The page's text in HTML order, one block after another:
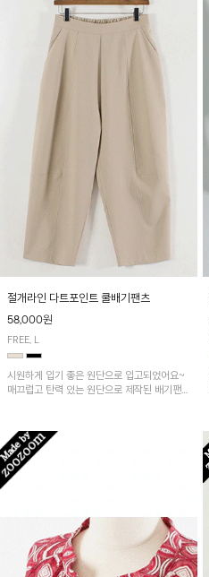
절개라인 다트포인트 쿨배기팬츠
58,000원
FREE, L
시원하게 입기 좋은 원단으로 입고되었어요~
매끄럽고 탄력 있는 원단으로 제작된 배기팬츠